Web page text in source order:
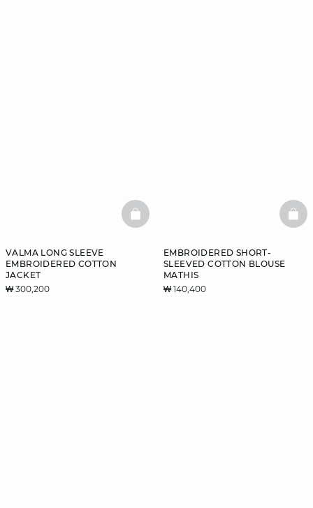
VALMA LONG SLEEVE
EMBROIDERED COTTON
JACKET
₩ 300,200
BASKETFULL
EMBROIDERED SHORT-
SLEEVED COTTON BLOUSE
MATHIS
₩ 140,400